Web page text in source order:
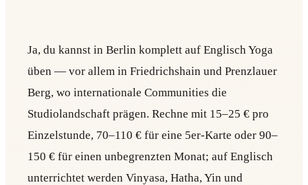
Ja, du kannst in Berlin komplett auf Englisch Yoga
üben — vor allem in Friedrichshain und Prenzlauer
Berg, wo internationale Communities die
Studiolandschaft prägen. Rechne mit 15–25 € pro
Einzelstunde, 70–110 € für eine 5er-Karte oder 90–
150 € für einen unbegrenzten Monat; auf Englisch
unterrichtet werden Vinyasa, Hatha, Yin und